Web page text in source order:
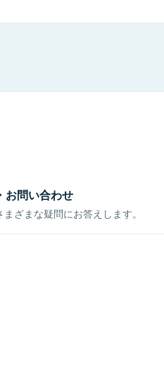
お問い合わせ
ざまな疑問にお答えします。